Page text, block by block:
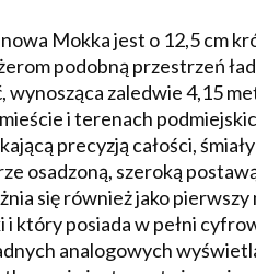
Mokka jest o 12,5 cm
podobną przestrzeń
wynosząca zaledwie 4,15
i terenach
precyzją całości,
osadzoną, szeroką
się również jako
który posiada w pełni
analogowych